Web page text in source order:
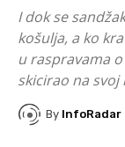
I dok se
košulja, a ko
u raspravama
skicirao na
By InfoRadar